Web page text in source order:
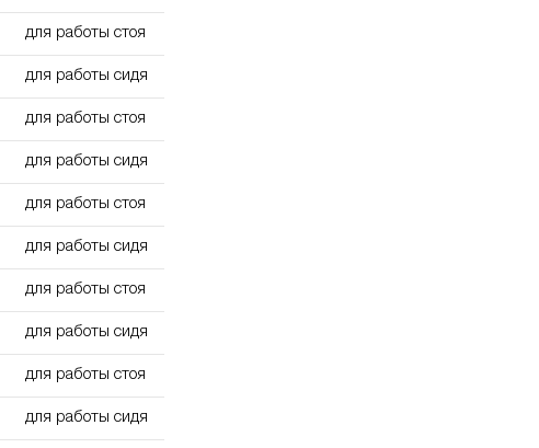
для работы стоя
для работы сидя
для работы стоя
для работы сидя
для работы стоя
для работы сидя
для работы стоя
для работы сидя
для работы стоя
для работы сидя